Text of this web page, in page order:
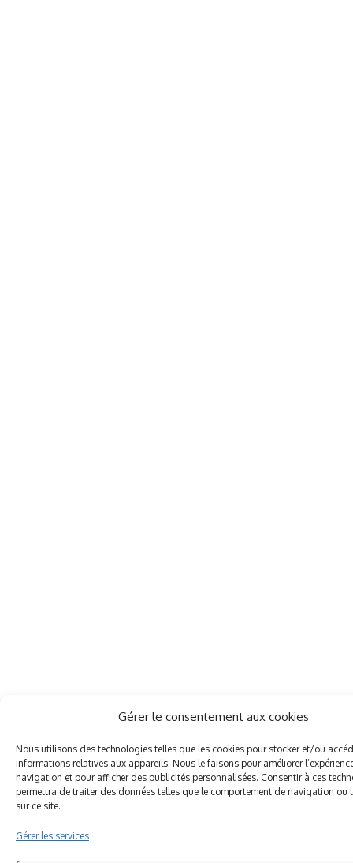
Gérer le consentement aux cookies
Nous utilisons des technologies telles que les cookies pour stocker et/ou
informations relatives aux appareils. Nous le faisons pour améliorer
navigation et pour afficher des publicités personnalisées. Consentir à ces
permettra de traiter des données telles que le comportement de navigation ou
sur ce site.
Gérer les services